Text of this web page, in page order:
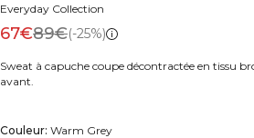
Everyday Collection
67€89€(-25%)
Sweat à capuche coupe décontractée en tissu
avant.
Couleur: Warm Grey